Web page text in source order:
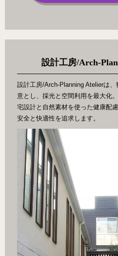
設計工房/Arch-
設計工房/Arch-Planning Atelierは
意とし、採光と空間利用を最大化
宅設計と自然素材を使った健康配
安全と快適性を追求します。